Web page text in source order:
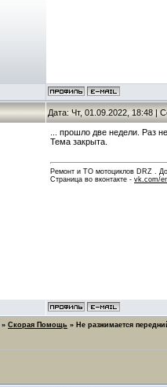
Дата: Чт, 01.09.2022, 18:48 |
... прошло две недели. Раз
Тема закрыта.
Ремонт и ТО мотоциклов DRZ .
Страница во вконтакте - vk.com/
» Скорая Помощь » Не разжимается